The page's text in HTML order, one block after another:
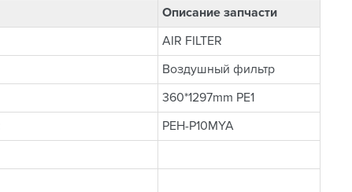
Описание запчасти
AIR FILTER
Воздушный фильтр
360*1297mm PE1
PEH-P10MYA